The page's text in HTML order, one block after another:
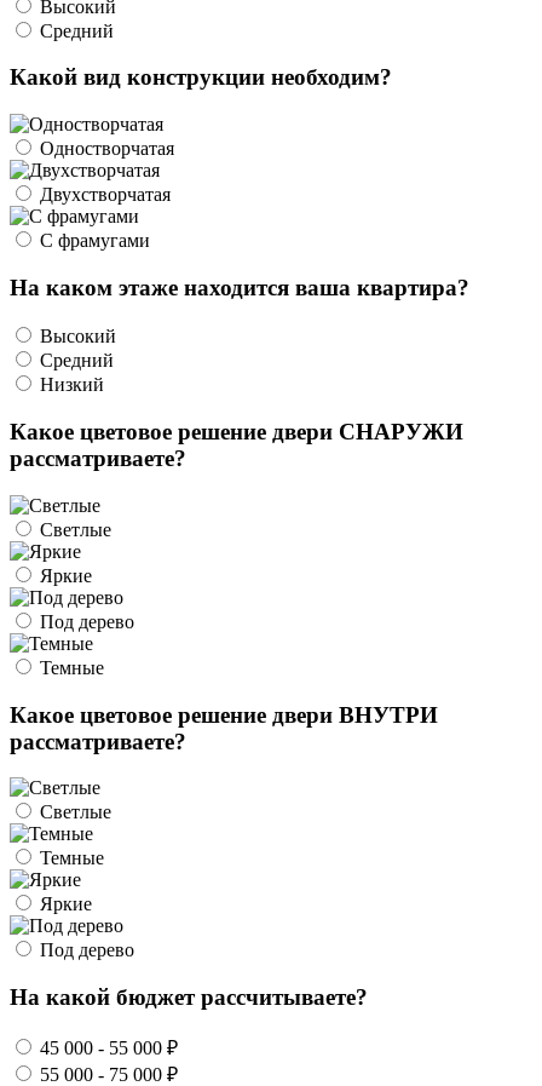
Высокий
Средний
Какой вид конструкции необходим?
Одностворчатая
Двухстворчатая
С фрамугами
На каком этаже находится ваша квартира?
Высокий
Средний
Низкий
Какое цветовое решение двери СНАРУЖИ
рассматриваете?
Светлые
Яркие
Под дерево
Темные
Какое цветовое решение двери ВНУТРИ
рассматриваете?
Светлые
Темные
Яркие
Под дерево
На какой бюджет рассчитываете?
45 000 - 55 000 ₽
55 000 - 75 000 ₽